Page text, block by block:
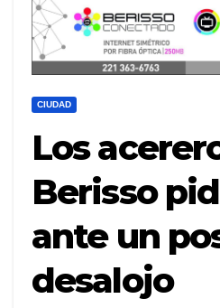
CIUDAD
Los
Berisso
ante un
desalojo